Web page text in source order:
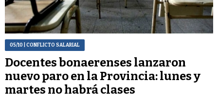
05/10 | CONFLICTO SALARIAL
Docentes bonaerenses lanzaron
nuevo paro en la Provincia: lunes y
martes no habrá clases